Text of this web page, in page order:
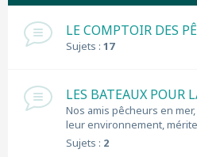
LE COMPTOIR DES
Sujets : 17
LES BATEAUX POUR
Nos amis pêcheurs en
leur environnement,
Sujets : 2